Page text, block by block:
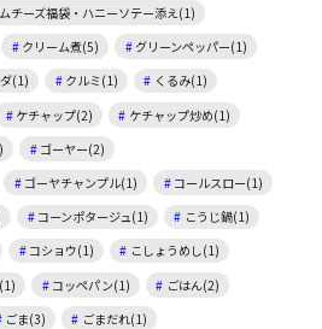
チーズ福袋・ハニーソテー添え(1)
クリーム煮(5)
グリーンペッパー(1)
(1) クルミ(1)
くるみ(1)
ケチャップ(2)
ケチャップ炒め(1)
ゴーヤー(2)
ゴーヤチャンプル(1)
コールスロー(1)
コーンポタージュ(1)
こうじ鍋(1)
コショウ(1)
こしょうめし(1)
コッペパン(1)
ごはん(2)
ごま(3)
ごまだれ(1)